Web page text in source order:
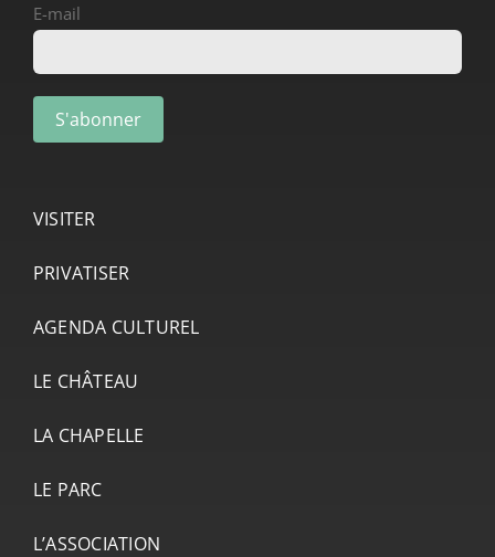
E-mail
VISITER
PRIVATISER
AGENDA CULTUREL
LE CHÂTEAU
LA CHAPELLE
LE PARC
L’ASSOCIATION